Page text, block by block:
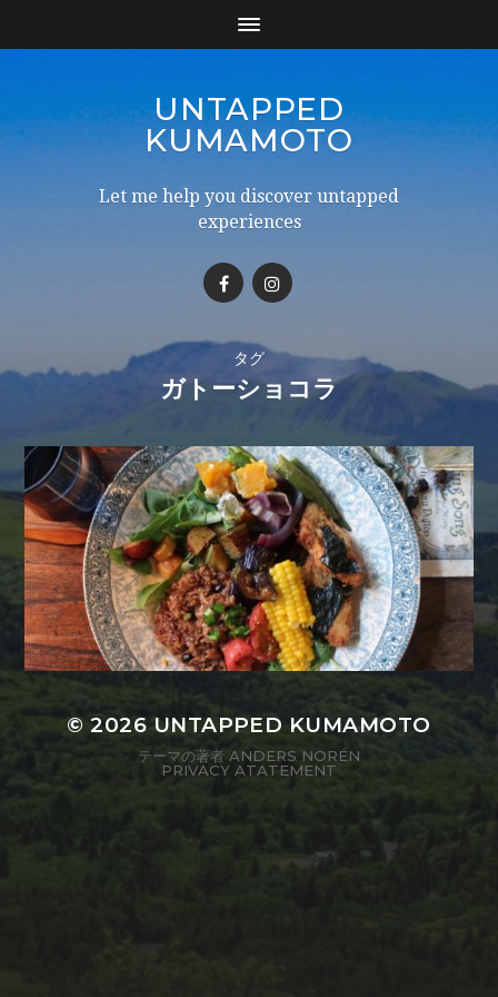
UNTAPPED
KUMAMOTO
Let me help you discover untapped
experiences
タグ
ガトーショコラ
© 2026 UNTAPPED KUMAMOTO
テーマの著者 ANDERS NORÉN
PRIVACY ATATEMENT